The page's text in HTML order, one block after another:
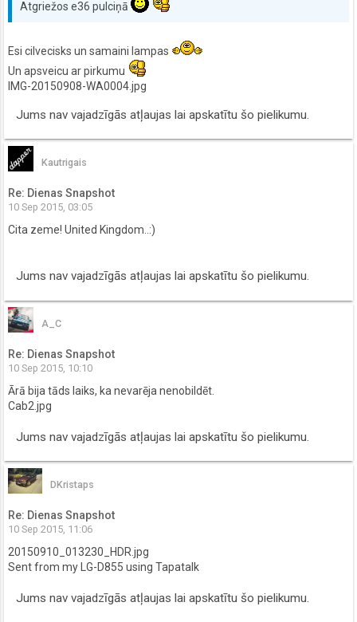
Atgriežos e36 pulciņā
Esi cilvecisks un samaini lampas
Un apsveicu ar pirkumu
IMG-20150908-WA0004.jpg
Jums nav vajadzīgās atļaujas lai apskatītu šo pielikumu.
Kautrigais
Re: Dienas Snapshot
10 Sep 2015, 03:05
Cita zeme! United Kingdom..:)
Jums nav vajadzīgās atļaujas lai apskatītu šo pielikumu.
A_C
Re: Dienas Snapshot
10 Sep 2015, 10:10
Ārā bija tāds laiks, ka nevarēja nenobildēt.
Cab2.jpg
Jums nav vajadzīgās atļaujas lai apskatītu šo pielikumu.
DKristaps
Re: Dienas Snapshot
10 Sep 2015, 11:06
20150910_013230_HDR.jpg
Sent from my LG-D855 using Tapatalk
Jums nav vajadzīgās atļaujas lai apskatītu šo pielikumu.